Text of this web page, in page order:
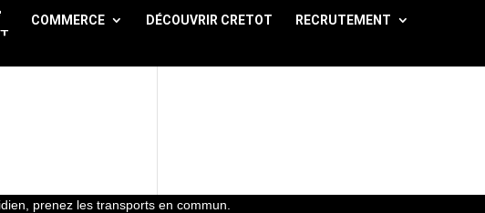
COMMERCE DÉCOUVRIR CRETOT
RECRUTEMENT
prenez les transports en commun.